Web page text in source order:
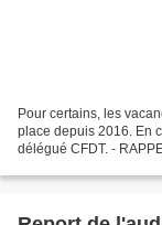
Pour certains, les
place depuis 2016. En
délégué